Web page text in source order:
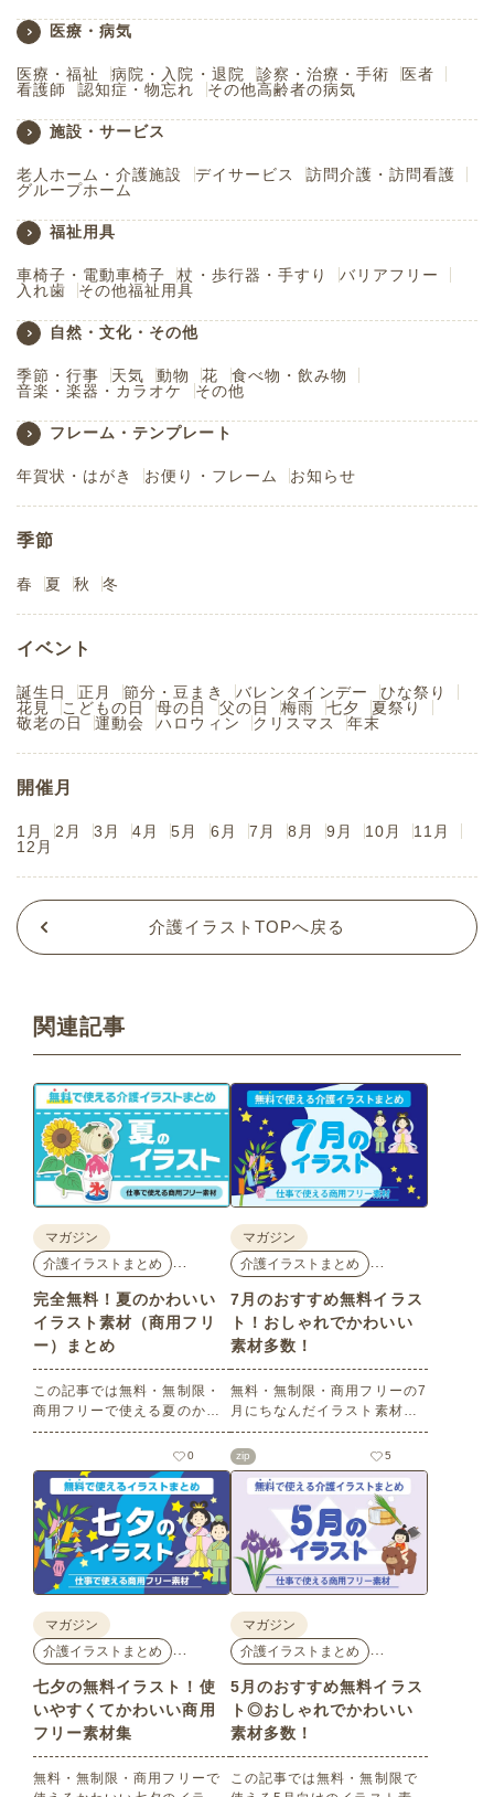
医療・病気
医療・福祉 病院・入院・退院 診察・治療・手術
医者
看護師
認知症・物忘れ その他高齢者の病気
施設・サービス
老人ホーム・介護施設 デイサービス
訪問介護・訪問看護
グループホーム
福祉用具
車椅子・電動車椅子 杖・歩行器・手すり
バリアフリー
入れ歯
その他福祉用具
自然・文化・その他
季節・行事 天気 動物 花
食べ物・飲み物
音楽・楽器・カラオケ
その他
フレーム・テンプレート
年賀状・はがき お便り・フレーム お知らせ
季節
春 夏 秋 冬
イベント
誕生日 正月 節分・豆まき バレンタインデー
ひな祭り
花見
こどもの日 母の日 父の日 梅雨 七夕
夏祭り
敬老の日
運動会 ハロウィン クリスマス 年末
開催月
1月 2月 3月 4月 5月 6月 7月 8月 9月 10月
11月
12月
介護イラストTOPへ戻る
関連記事
マガジン
介護イラストまとめ
完全無料！夏のかわいい
イラスト素材（商用フリ
ー）まとめ
この記事では無料・無制限・
商用フリーで使える夏のかわ
いいイラスト素材を多数ご紹
介いたします。夏の花である
ひまわりや朝顔、夏祭り、花
火、七夕など夏ならではのか
わいいイラストをご用意！ポ
スターやパンフレットなどで
使いやすいテイストなので、
ぜひご活用ください。
0
マガジン
介護イラストまとめ
7月のおすすめ無料イラス
ト！おしゃれでかわいい
素材多数！
無料・無制限・商用フリーの7
月にちなんだイラスト素材を
多数ご紹介します。どれも印
刷に適した解像度で、点数制
限なしで自由に使える素材ば
かり♪どなたでもご利用いただ
けます！ぜひご活用くださ
い。
zip 5
マガジン
介護イラストまとめ
七夕の無料イラスト！使
いやすくてかわいい商用
フリー素材集
無料・無制限・商用フリーで
マガジン
介護イラストまとめ
5月のおすすめ無料イラス
ト◎おしゃれでかわいい
素材多数！
この記事では無料・無制限で